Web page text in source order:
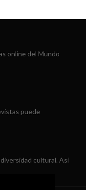
online del Mundo
puede
cultural. Así